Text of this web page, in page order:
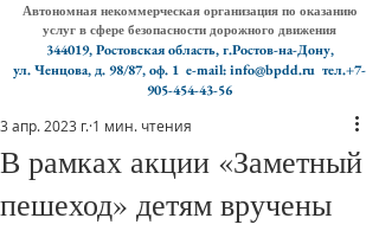
Автономная некоммерческая организация по оказанию
услуг в сфере безопасности дорожного движения
344019, Ростовская область, г.Ростов-на-Дону,
ул. Ченцова, д. 98/87, оф. 1 e-mail: info@bpdd.ru тел.+7-
905-454-43-56
В рамках акции «Заметный
пешеход» детям вручены
3 апр. 2023 г. 1 мин. чтения